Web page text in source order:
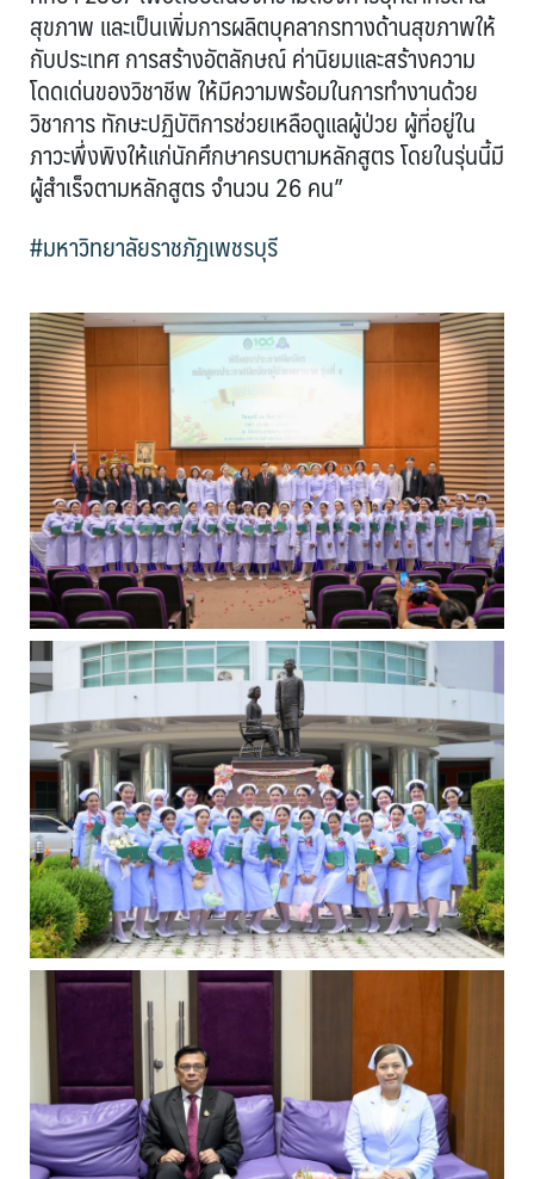
สุขภาพ และเป็นเพิ่มการผลิตบุคลากรทางด้านสุขภาพให้
กับประเทศ การสร้างอัตลักษณ์ ค่านิยมและสร้างความ
โดดเด่นของวิชาชีพ ให้มีความพร้อมในการทำงานด้วย
วิชาการ ทักษะปฏิบัติการช่วยเหลือดูแลผู้ป่วย ผู้ที่อยู่ใน
ภาวะพึ่งพิงให้แก่นักศึกษาครบตามหลักสูตร โดยในรุ่นนี้มี
ผู้สำเร็จตามหลักสูตร จำนวน 26 คน”
#มหาวิทยาลัยราชภัฏเพชรบุรี